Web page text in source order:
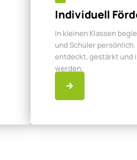
Individuell
In kleinen Klassen
und Schüler
entdeckt, gestärkt und
werden.